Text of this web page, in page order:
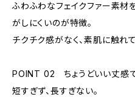
ふわふわなフェイクファー素材
がしにくいのが特徴。
チクチク感がなく、素肌に触れ
POINT 02 ちょうどいい丈感
短すぎず、長すぎない。